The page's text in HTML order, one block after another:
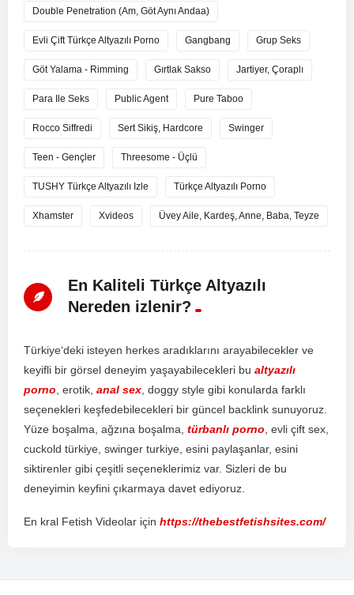
Double Penetration (Am, Göt Aynı Andaa)
Evli Çift Türkçe Altyazılı Porno Gangbang Grup Seks
Göt Yalama - Rimming Gırtlak Sakso Jartiyer, Çoraplı
Para Ile Seks Public Agent Pure Taboo
Rocco Siffredi Sert Sikiş, Hardcore Swinger
Teen - Gençler Threesome - Üçlü
TUSHY Türkçe Altyazılı Izle Türkçe Altyazılı Porno
Xhamster Xvideos Üvey Aile, Kardeş, Anne, Baba, Teyze
En Kaliteli Türkçe Altyazılı
Nereden izlenir?
Türkiye‘deki isteyen herkes aradıklarını arayabilecekler ve
keyifli bir görsel deneyim yaşayabilecekleri bu altyazılı
porno erotik anal sex doggy style gibi konularda farklı
seçenekleri keşfedebilecekleri bir güncel backlink sunuyoruz
Yüze boşalma ağzına boşalma türbanlı porno evli çift sex
cuckold türkiye swinger turkiye esini paylaşanlar, esini
siktirenler gibi çeşitli seçeneklerimiz var. Sizleri de bu
deneyimin keyfini çıkarmaya davet ediyoruz
En kral Fetish Videolar için https://thebestfetishsites.com/